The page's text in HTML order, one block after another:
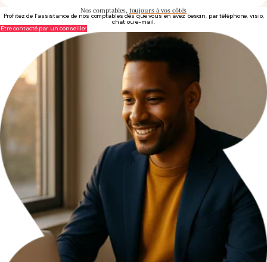
Nos comptables, toujours à vos côtés
Profitez de l’assistance de nos comptables dès que vous en avez besoin, par téléphone, visio,
chat ou e-mail.
Être contacté par un conseiller